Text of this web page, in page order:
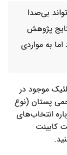
بی‌صدا
پژوهش
به مواردی
موجود در
پستان (نوع
انتخاب‌های
کابینت